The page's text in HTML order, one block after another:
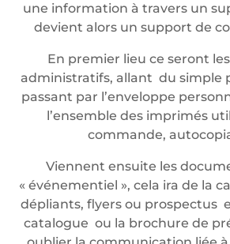
une information à travers un
devient alors un support de
En premier lieu ce seront
administratifs, allant du simple
passant par l’enveloppe
l’ensemble des imprimés
commande,
Viennent ensuite les
« événementiel », cela ira de la
dépliants, flyers ou prospectus
catalogue ou la brochure de